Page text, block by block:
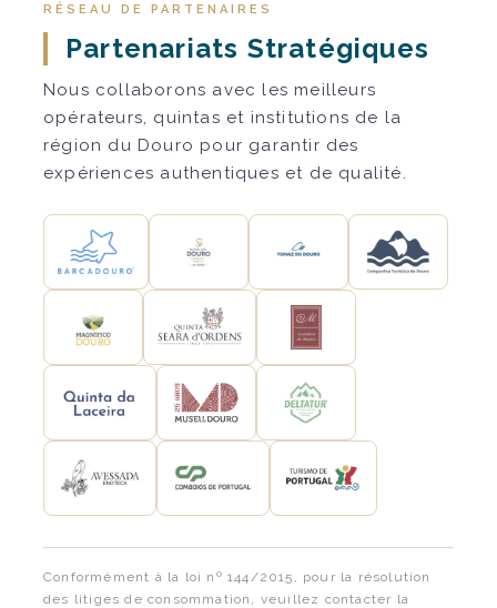
RÉSEAU DE PARTENAIRES
Partenariats Stratégiques
Nous collaborons avec les meilleurs
opérateurs, quintas et institutions de la
région du Douro pour garantir des
expériences authentiques et de qualité.
Conformément à la loi nº 144/2015, pour la résolution
des litiges de consommation, veuillez contacter la